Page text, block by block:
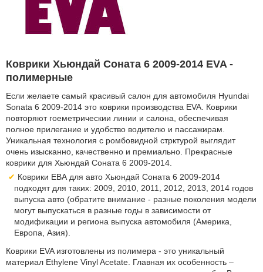
Коврики Хьюндай Соната 6 2009-2014 EVA -
полимерные
Если желаете самый красивый салон для автомобиля Hyundai
Sonata 6 2009-2014 это коврики производства EVA. Коврики
повторяют гоеметрическии линии и салона, обеспечивая
полное прилегание и удобство водителю и пассажирам.
Уникальная технология с ромбовидной стрктурой выглядит
очень изысканно, качественно и премиально. Прекрасные
коврики для Хьюндай Соната 6 2009-2014.
Коврики ЕВА для авто Хьюндай Соната 6 2009-2014
подходят для таких: 2009, 2010, 2011, 2012, 2013, 2014 годов
выпуска авто (обратите внимание - разные поколения модели
могут выпускаться в разные годы в зависимости от
модификации и региона выпуска автомобиля (Америка,
Европа, Азия).
Коврики EVA изготовлены из полимера - это уникальный
материал Ethylene Vinyl Acetate. Главная их особенность –